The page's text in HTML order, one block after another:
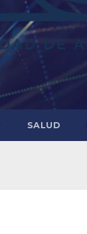
SALUD